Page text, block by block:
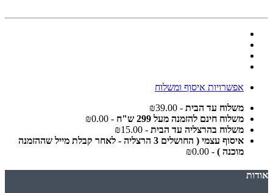
אפשרויות איסוף ומשלוח
משלוח עד הבית - ₪39.00
משלוח חינם להזמנה מעל 299 ש"ח
- ₪0.00
משלוח בהרצליה עד הבית - ₪15.00
איסוף עצמי ( החושלים 3 הרצליה - לאחר קבלת מייל שההזמנה
מוכנה ) - ₪0.00
אודות